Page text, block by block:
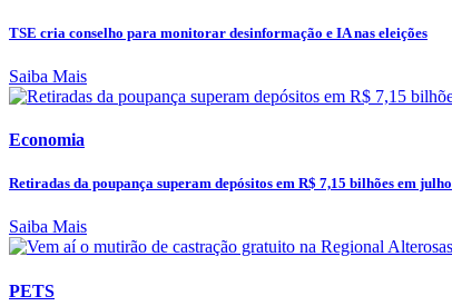
TSE cria conselho para monitorar desinformação e IA nas eleições
Saiba Mais
Economia
Retiradas da poupança superam depósitos em R$ 7,15 bilhões em julho
Saiba Mais
PETS